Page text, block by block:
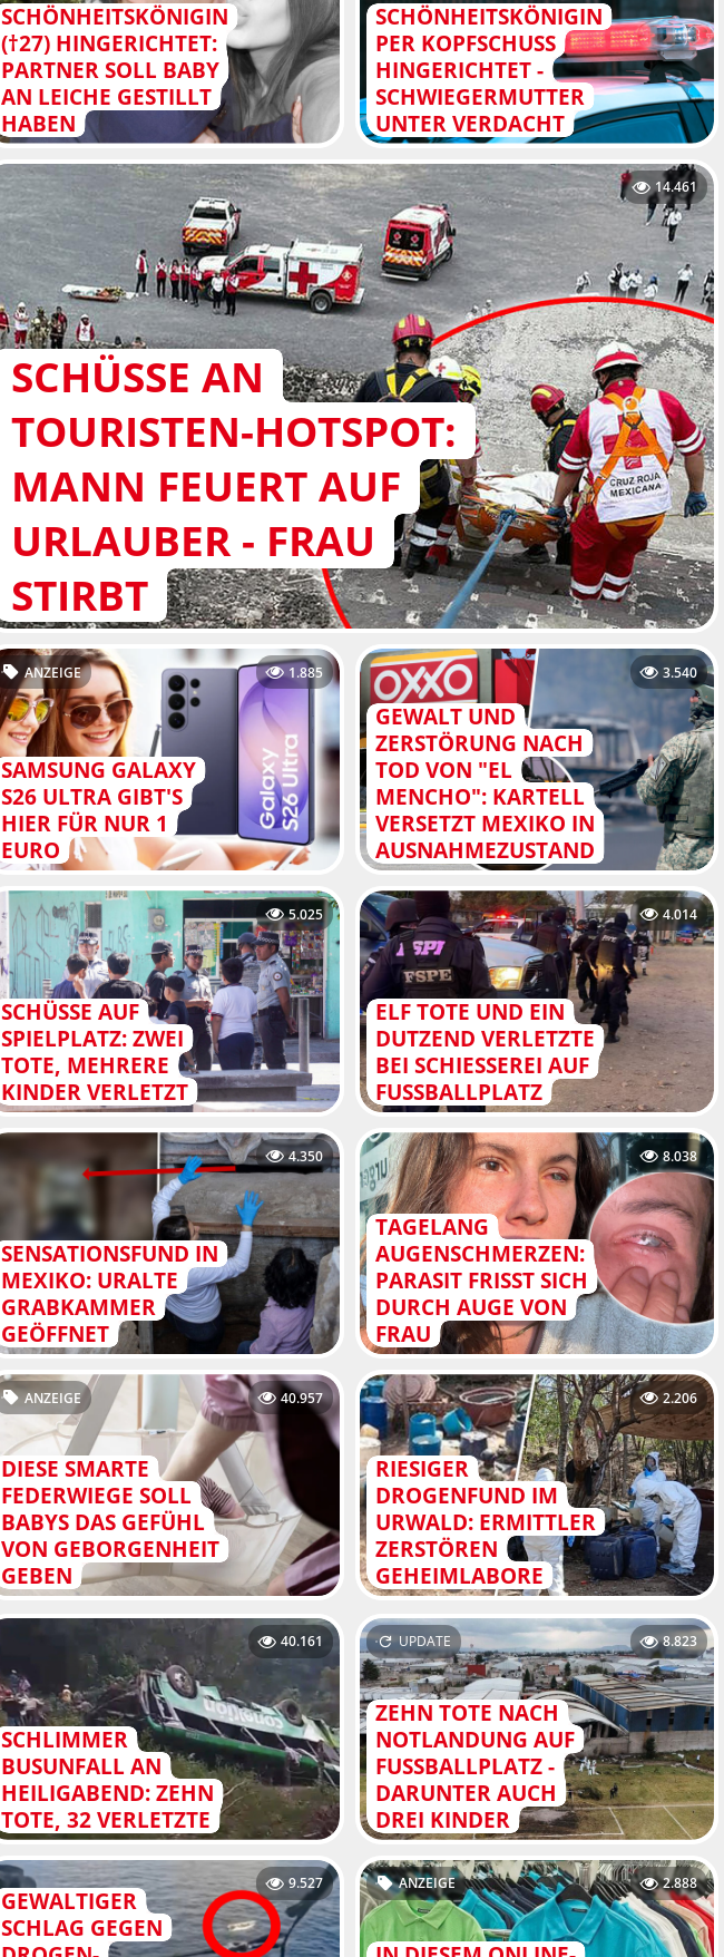
SCHÖNHEITSKÖNIGIN
(†27) HINGERICHTET:
PARTNER SOLL BABY
AN LEICHE GESTILLT
HABEN
SCHÖNHEITSKÖNIGIN
PER KOPFSCHUSS
HINGERICHTET -
SCHWIEGERMUTTER
UNTER VERDACHT
SCHÜSSE AN
TOURISTEN-HOTSPOT:
MANN FEUERT AUF
URLAUBER - FRAU
STIRBT
14.461
SAMSUNG GALAXY
S26 ULTRA GIBT'S
HIER FÜR NUR 1
EURO
ANZEIGE 1.885
GEWALT UND
ZERSTÖRUNG NACH
TOD VON "EL
MENCHO": KARTELL
VERSETZT MEXIKO IN
AUSNAHMEZUSTAND
3.540
SCHÜSSE AUF
SPIELPLATZ: ZWEI
TOTE, MEHRERE
KINDER VERLETZT
5.025
ELF TOTE UND EIN
DUTZEND VERLETZTE
BEI SCHIESSEREI AUF F
USSBALLPLATZ
4.014
SENSATIONSFUND IN
MEXIKO: URALTE
GRABKAMMER
GEÖFFNET
4.350
TAGELANG
AUGENSCHMERZEN:
PARASIT FRISST SICH
DURCH AUGE VON
FRAU
8.038
DIESE SMARTE
FEDERWIEGE SOLL
BABYS DAS GEFÜHL
VON GEBORGENHEIT
GEBEN
ANZEIGE 40.957
RIESIGER
DROGENFUND IM
URWALD: ERMITTLER
ZERSTÖREN
GEHEIMLABORE
2.206
SCHLIMMER
BUSUNFALL AN
HEILIGABEND: ZEHN
TOTE, 32 VERLETZTE
40.161
ZEHN TOTE NACH
NOTLANDUNG AUF
FUSSBALLPLATZ - D
ARUNTER AUCH D
REI KINDER
UPDATE 8.823
GEWALTIGER
SCHLAG GEGEN
9.527 ANZEIGE 2.888